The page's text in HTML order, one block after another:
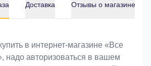
Доставка Отзывы о магазине
в интернет-магазине «Bce
надо авторизоваться в вашем